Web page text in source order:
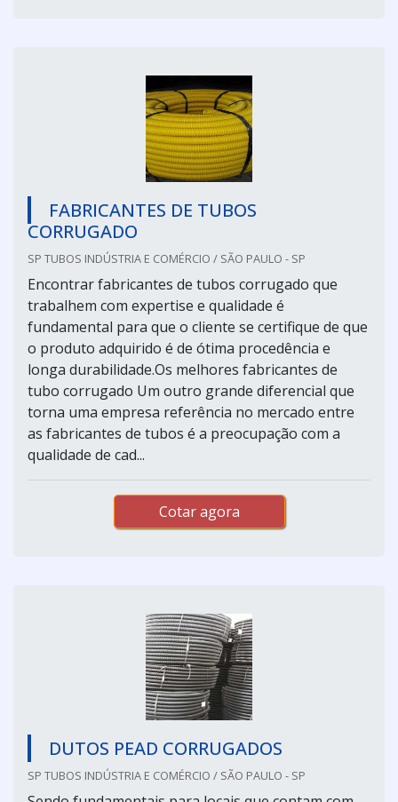
FABRICANTES DE TUBOS
CORRUGADO
SP TUBOS INDÚSTRIA E COMÉRCIO / SÃO PAULO - SP
Encontrar fabricantes de tubos corrugado que
trabalhem com expertise e qualidade é
fundamental para que o cliente se certifique de que
o produto adquirido é de ótima procedência e
longa durabilidade.Os melhores fabricantes de
tubo corrugado Um outro grande diferencial que
torna uma empresa referência no mercado entre
as fabricantes de tubos é a preocupação com a
qualidade de cad...
Cotar agora
DUTOS PEAD CORRUGADOS
SP TUBOS INDÚSTRIA E COMÉRCIO / SÃO PAULO - SP